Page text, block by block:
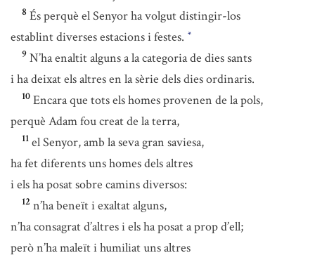
8 És perquè el Senyor ha volgut distingir-los
establint diverses estacions i festes. *
9 N’ha enaltit alguns a la categoria de dies sants
i ha deixat els altres en la sèrie dels dies ordinaris.
10 Encara que tots els homes provenen de la pols,
perquè Adam fou creat de la terra,
11 el Senyor, amb la seva gran saviesa,
ha fet diferents uns homes dels altres
i els ha posat sobre camins diversos:
12 n’ha beneït i exaltat alguns,
n’ha consagrat d’altres i els ha posat a prop d’ell;
però n’ha maleït i humiliat uns altres